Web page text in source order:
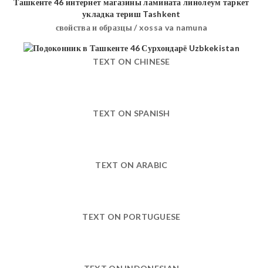
свойства и образцы / xossa va namuna
TEXT ON CHINESE
TEXT ON SPANISH
TEXT ON ARABIC
TEXT ON PORTUGUESE